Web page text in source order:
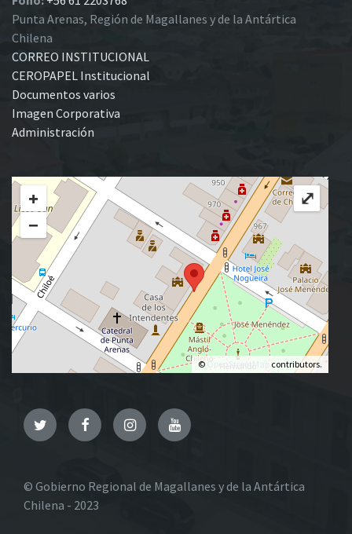
Punta Arenas, Región de Magallanes y de la Antártica
Chilena
CORREO INSTITUCIONAL
CEROPAPEL Institucional
Documentos varios
Imagen Corporativa
Administración
+
−
© OpenStreetMap contributors.
⤢
TwitterFacebookInstagramYouTube
© Gobierno Regional de Magallanes y de la Antártica
Chilena - 2023